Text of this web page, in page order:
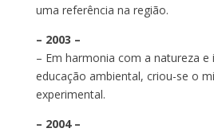
uma referência na região.
– 2003 –
– Em harmonia com a natureza e
educação ambiental, criou-se o
experimental.
– 2004 –